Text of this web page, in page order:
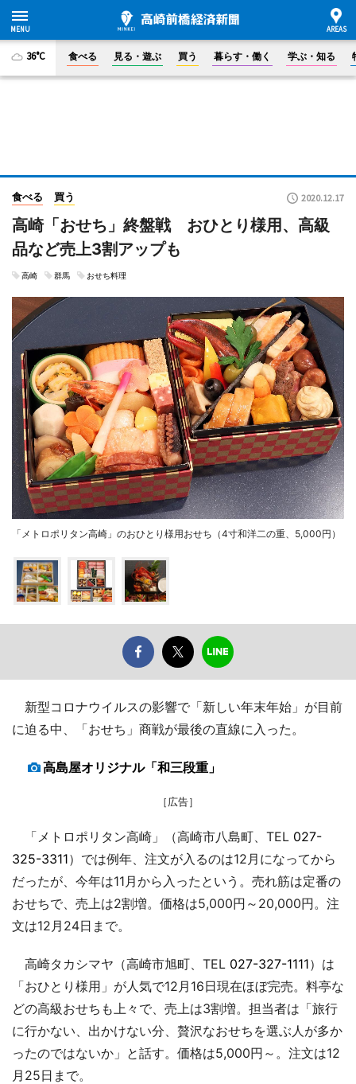
36°C 食べる 見る・遊ぶ 買う 暮らす・働く 学ぶ・知る
食べる 買う 2020.12.17
高崎「おせち」終盤戦 おひとり様用、高級
品など売上3割アップも
高崎 群馬 おせち料理
「メトロポリタン高崎」のおひとり様用おせち（4寸和洋二の重、5,000円）
新型コロナウイルスの影響で「新しい年末年始」が目前
に迫る中、「おせち」商戦が最後の直線に入った。
高島屋オリジナル「和三段重」
［広告］
「メトロポリタン高崎」（高崎市八島町、TEL 027-
325-3311）では例年、注文が入るのは12月になってから
だったが、今年は11月から入ったという。売れ筋は定番の
おせちで、売上は2割増。価格は5,000円～20,000円。注
文は12月24日まで。
高崎タカシマヤ（高崎市旭町、TEL 027-327-1111）は
「おひとり様用」が人気で12月16日現在ほぼ完売。料亭な
どの高級おせちも上々で、売上は3割増。担当者は「旅行
に行かない、出かけない分、贅沢なおせちを選ぶ人が多か
ったのではないか」と話す。価格は5,000円～。注文は12
月25日まで。